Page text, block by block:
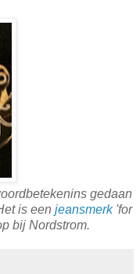
gedaan
is een jeansmerk'for
bij Nordstrom.